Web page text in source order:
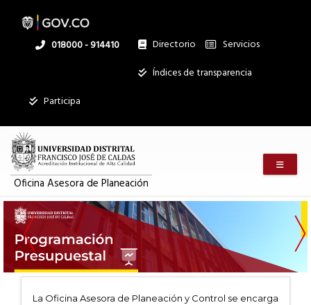
contenido
Linea
018000 - 914410 Directorio
Institucional
Servicios
Índices de transparencia
Participa
Oficina Asesora de Planeación
La Oficina Asesora de Planeación y Control se encarga
registros
Buscar:
Servicios
Ningún dato
disponible en
esta tabla
Mostrando
registros
del